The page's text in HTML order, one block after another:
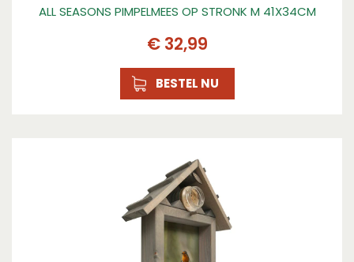
ALL SEASONS PIMPELMEES OP STRONK M 41X34CM
€ 32,99
BESTEL NU